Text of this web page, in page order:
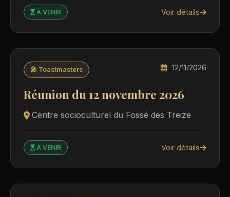
À VENIR Voir détails
🎤 Toastmasters 12/11/2026
Réunion du 12 novembre 2026
Centre socioculturel du Fossé des Treize
À VENIR Voir détails